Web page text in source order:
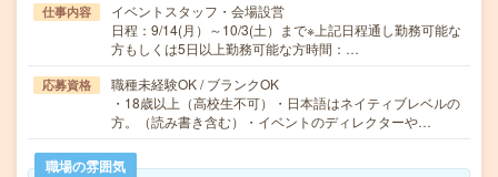
仕事内容
イベントスタッフ・会場設営
日程：9/14(月）～10/3(土）まで※上記日程通し勤務可能な
方もしくは5日以上勤務可能な方時間：…
応募資格
職種未経験OK / ブランクOK
・18歳以上（高校生不可）・日本語はネイティブレベルの
方。（読み書き含む）・イベントのディレクターや…
職場の雰囲気